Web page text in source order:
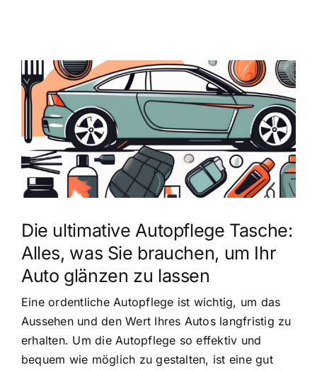
Zeige
grösseres
Bild
Die ultimative Autopflege Tasche:
Alles, was Sie brauchen, um Ihr
Auto glänzen zu lassen
Eine ordentliche Autopflege ist wichtig, um das
Aussehen und den Wert Ihres Autos langfristig zu
erhalten. Um die Autopflege so effektiv und
bequem wie möglich zu gestalten, ist eine gut